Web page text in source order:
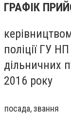
ГРАФІК
поліції ГУ
дільничних
2016 року
посада, звання